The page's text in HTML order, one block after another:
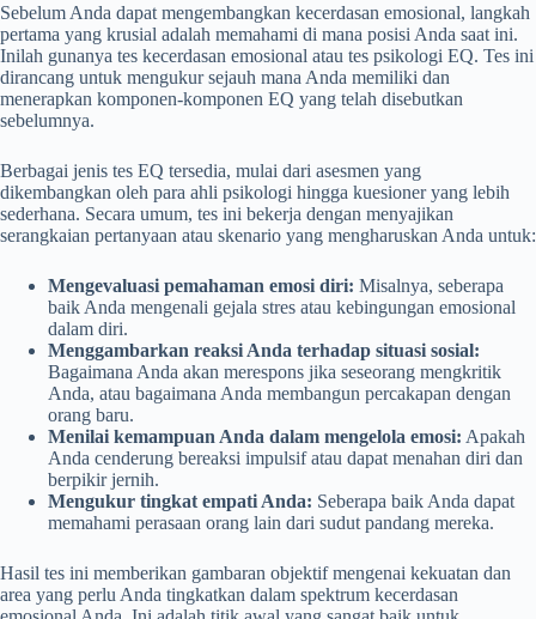
Sebelum Anda dapat mengembangkan kecerdasan emosional, langkah
pertama yang krusial adalah memahami di mana posisi Anda saat ini.
Inilah gunanya tes kecerdasan emosional atau tes psikologi EQ. Tes ini
dirancang untuk mengukur sejauh mana Anda memiliki dan
menerapkan komponen-komponen EQ yang telah disebutkan
sebelumnya.
Berbagai jenis tes EQ tersedia, mulai dari asesmen yang
dikembangkan oleh para ahli psikologi hingga kuesioner yang lebih
sederhana. Secara umum, tes ini bekerja dengan menyajikan
serangkaian pertanyaan atau skenario yang mengharuskan Anda untuk:
Mengevaluasi pemahaman emosi diri: Misalnya, seberapa
baik Anda mengenali gejala stres atau kebingungan emosional
dalam diri.
Menggambarkan reaksi Anda terhadap situasi sosial:
Bagaimana Anda akan merespons jika seseorang mengkritik
Anda, atau bagaimana Anda membangun percakapan dengan
orang baru.
Menilai kemampuan Anda dalam mengelola emosi: Apakah
Anda cenderung bereaksi impulsif atau dapat menahan diri dan
berpikir jernih.
Mengukur tingkat empati Anda: Seberapa baik Anda dapat
memahami perasaan orang lain dari sudut pandang mereka.
Hasil tes ini memberikan gambaran objektif mengenai kekuatan dan
area yang perlu Anda tingkatkan dalam spektrum kecerdasan